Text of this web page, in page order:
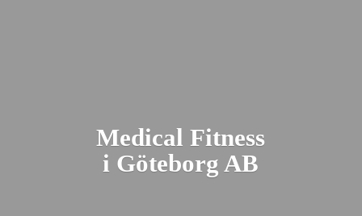
Medical Fitness
i Göteborg AB